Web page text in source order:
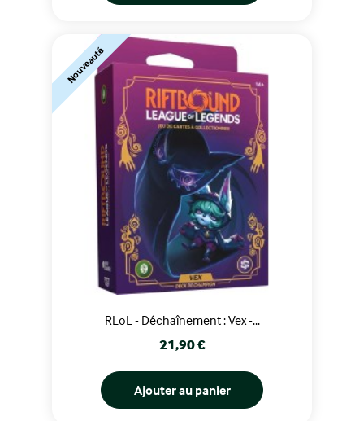
RLoL - Déchaînement : Vex -...
Prix
21,90 €
Ajouter au panier
Nouveauté